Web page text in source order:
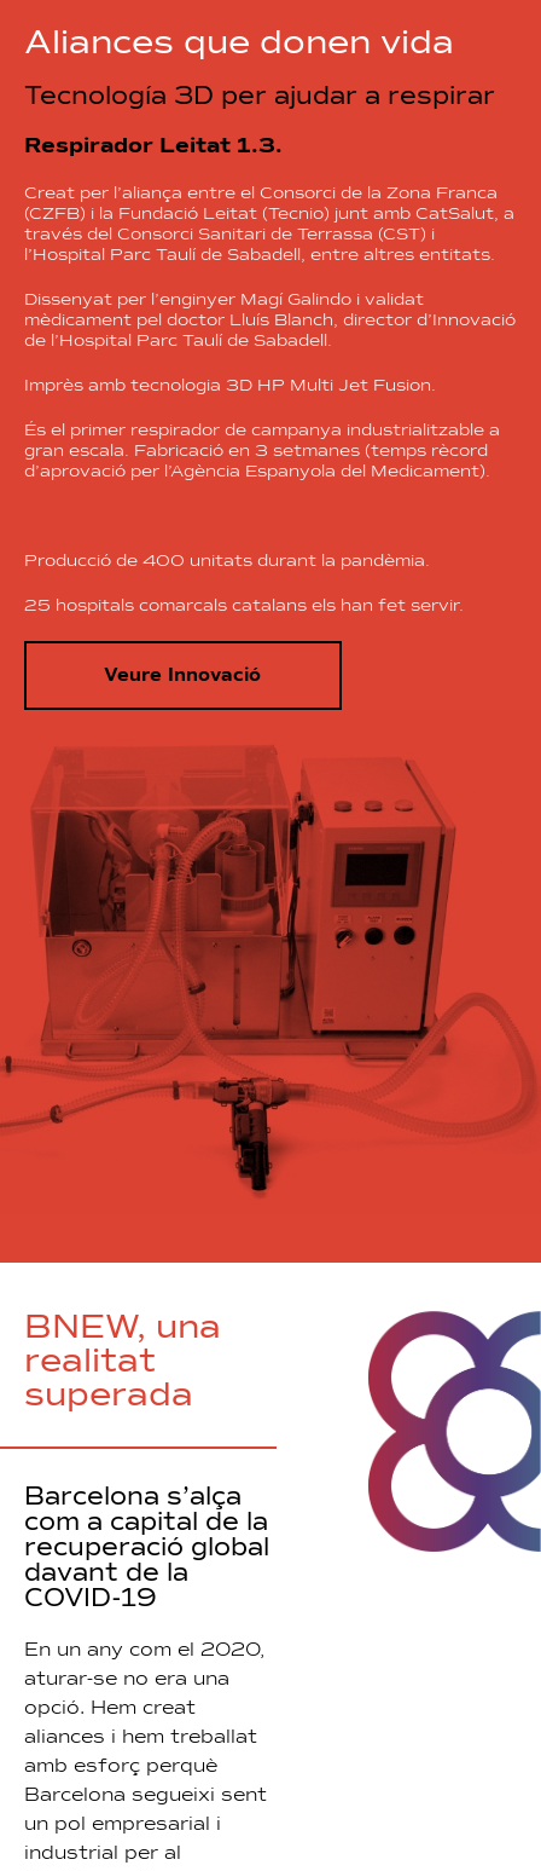
Aliances que donen vida
Tecnología 3D per ajudar a respirar
Respirador Leitat 1.3.
Creat per l’aliança entre el Consorci de la Zona Franca
(CZFB) i la Fundació Leitat (Tecnio) junt amb CatSalut, a
través del Consorci Sanitari de Terrassa (CST) i
l’Hospital Parc Taulí de Sabadell, entre altres entitats.
Dissenyat per l’enginyer Magí Galindo i validat
mèdicament pel doctor Lluís Blanch, director d’Innovació
de l’Hospital Parc Taulí de Sabadell.
Imprès amb tecnologia 3D HP Multi Jet Fusion.
És el primer respirador de campanya industrialitzable a
gran escala. Fabricació en 3 setmanes (temps rècord
d’aprovació per l’Agència Espanyola del Medicament).
Producció de 400 unitats durant la pandèmia.
25 hospitals comarcals catalans els han fet servir.
Veure Innovació
BNEW, una
realitat
superada
Barcelona s’alça
com a capital de la
recuperació global
davant de la
COVID-19
En un any com el 2020,
aturar-se no era una
opció. Hem creat
aliances i hem treballat
amb esforç perquè
Barcelona segueixi sent
un pol empresarial i
industrial per al